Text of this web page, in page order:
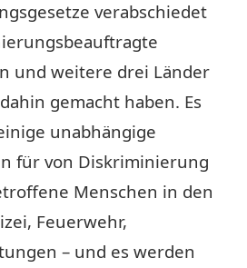
verabschiedet
und weitere drei Länder
gemacht haben. Es
unabhängige
für von Diskriminierung
Menschen in den
Feuerwehr,
– und es werden